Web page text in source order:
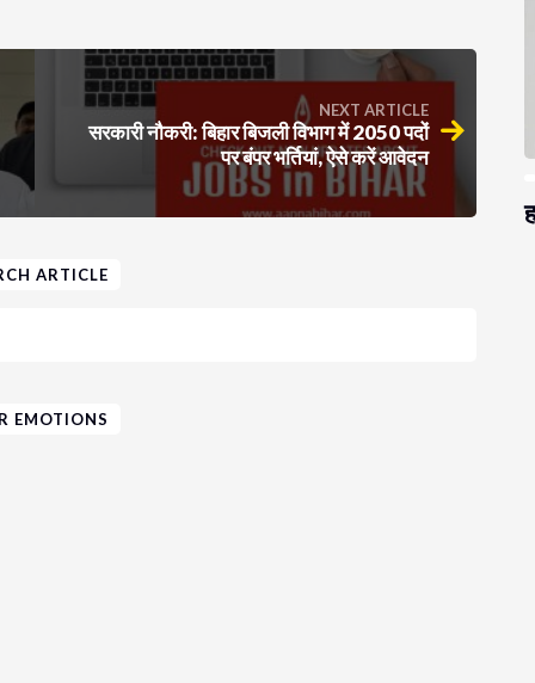
NEXT ARTICLE
सरकारी नौकरी: बिहार बिजली विभाग में 2050 पदों
पर बंपर भर्तियां, ऐसे करें आवेदन
ARTICLE
EMOTIONS